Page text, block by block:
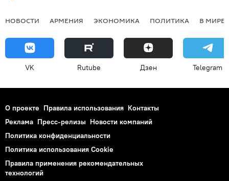
НОВОСТИ АРМЕНИЯ ЭКОНОМИКА ПОЛИТИКА В МИРЕ
VK Rutube Дзен Telegram
О проекте Правила использования Контакты
Реклама Пресс-релизы Новости компаний
Политика конфиденциальности
Политика использования Cookie
Правила применения рекомендательных
технологий